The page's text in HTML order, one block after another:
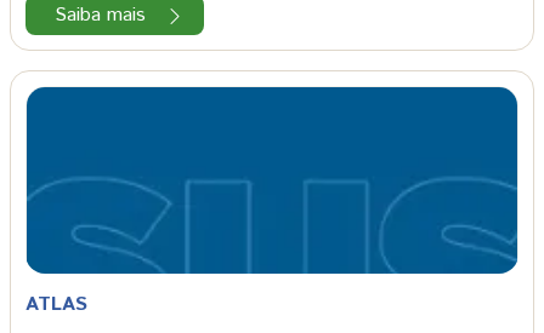
Saiba mais
ATLAS